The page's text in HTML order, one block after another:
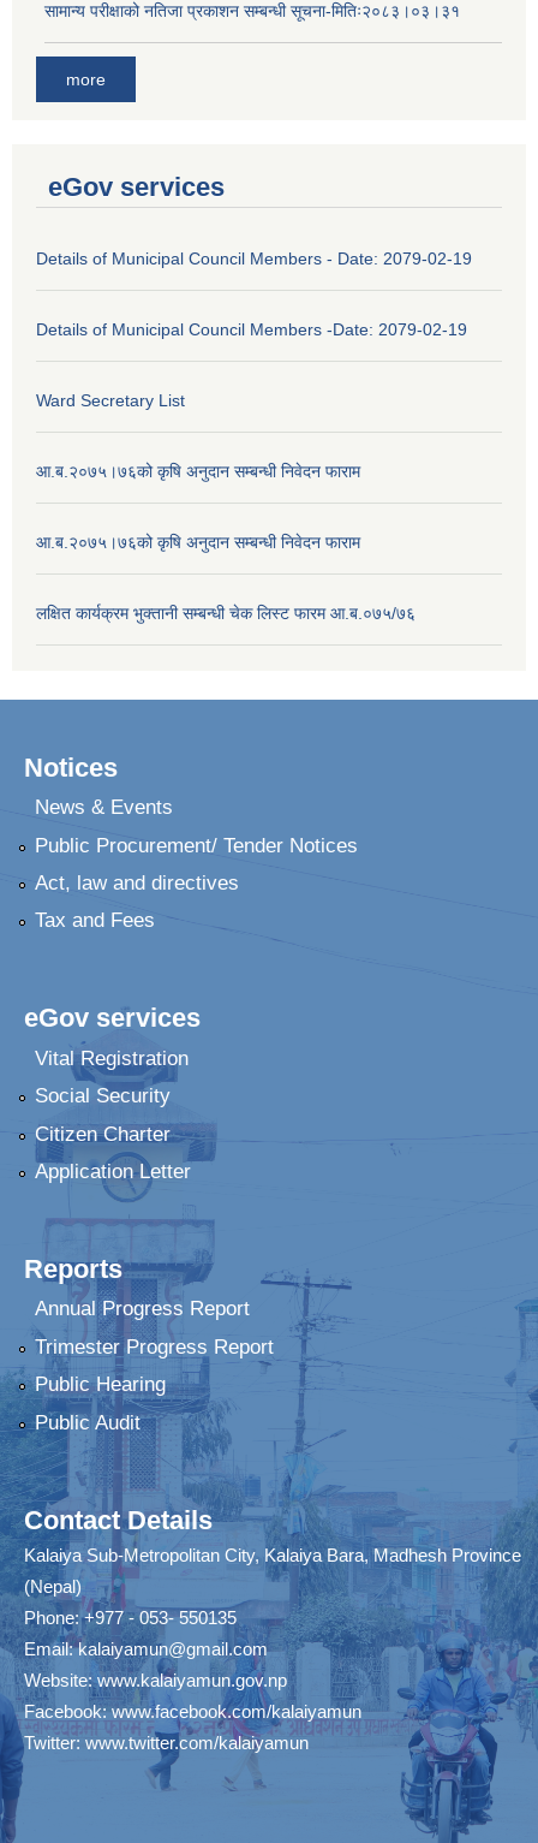
सामान्य परीक्षाको नतिजा प्रकाशन सम्बन्धी सूचना-मितिः२०८३।०३।३१
more
eGov services
Details of Municipal Council Members - Date: 2079-02-19
Details of Municipal Council Members -Date: 2079-02-19
Ward Secretary List
आ.ब.२०७५।७६को कृषि अनुदान सम्बन्धी निवेदन फाराम
आ.ब.२०७५।७६को कृषि अनुदान सम्बन्धी निवेदन फाराम
लक्षित कार्यक्रम भुक्तानी सम्बन्धी चेक लिस्ट फारम आ.ब.०७५/७६
Notices
News & Events
Public Procurement/ Tender Notices
Act, law and directives
Tax and Fees
eGov services
Vital Registration
Social Security
Citizen Charter
Application Letter
Reports
Annual Progress Report
Trimester Progress Report
Public Hearing
Public Audit
Contact Details
Kalaiya Sub-Metropolitan City, Kalaiya Bara, Madhesh Province
(Nepal)
Phone: +977 - 053- 550135
Email:kalaiyamun@gmail.com
Website:www.kalaiyamun.gov.np
Facebook:www.facebook.com/kalaiyamun
Twitter: www.twitter.com/kalaiyamun